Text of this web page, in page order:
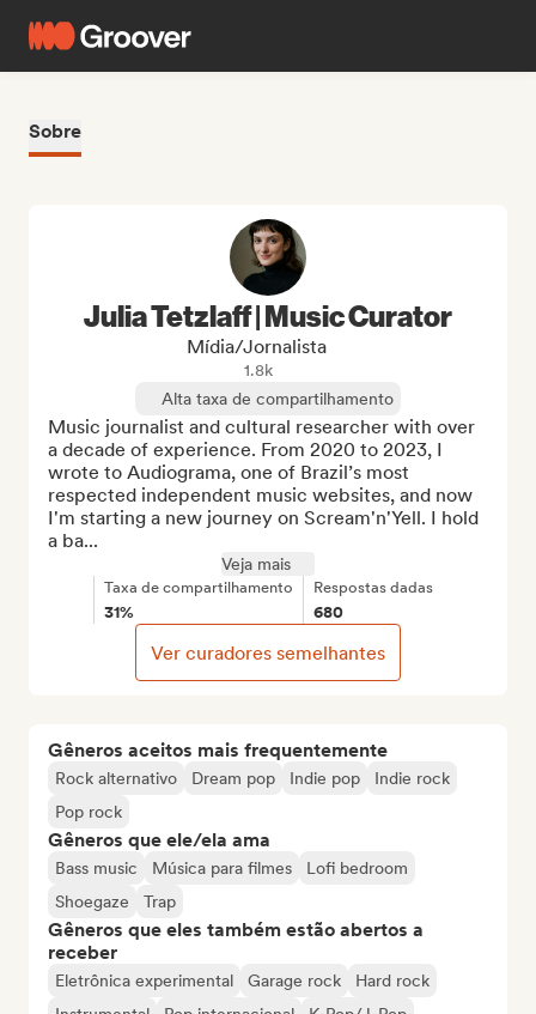
Sobre
Gêneros aceitos mais frequentemente
Rock alternativo Dream pop Indie pop
Indie rock
Pop rock
Gêneros que ele/ela ama
Bass music Música para filmes
Lofi bedroom
Shoegaze
Trap
Gêneros que eles também estão abertos a
receber
Eletrônica experimental Garage rock
Hard rock
Julia Tetzlaff | Music Curator
Mídia/Jornalista
1.8k
Alta taxa de compartilhamento
Music journalist and cultural researcher with over
a decade of experience. From 2020 to 2023, I
wrote to Audiograma, one of Brazil’s most
respected independent music websites, and now
I'm starting a new journey on Scream'n'Yell. I hold
a ba...
Veja mais
Taxa de compartilhamento
31%
Respostas dadas
680
Ver curadores semelhantes